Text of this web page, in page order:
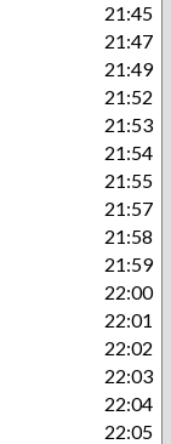
21:45
21:47
21:49
21:52
21:53
21:54
21:55
21:57
21:58
21:59
22:00
22:01
22:02
22:03
22:04
22:05